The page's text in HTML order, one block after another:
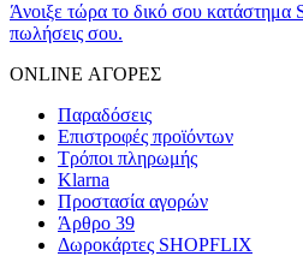
Άνοιξε τώρα το δικό σου κατάστημα
πωλήσεις σου.
ONLINE ΑΓΟΡΕΣ
Παραδόσεις
Επιστροφές προϊόντων
Τρόποι πληρωμής
Klarna
Προστασία αγορών
Άρθρο 39
Δωροκάρτες SHOPFLIX